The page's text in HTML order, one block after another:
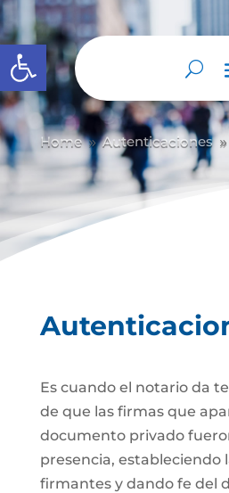
Abrir barra de herramientas
Home 9 Autenticaciones 9
Es cuando el notario da
de que las firmas que
documento privado
presencia, estableciendo
firmantes y dando fe del